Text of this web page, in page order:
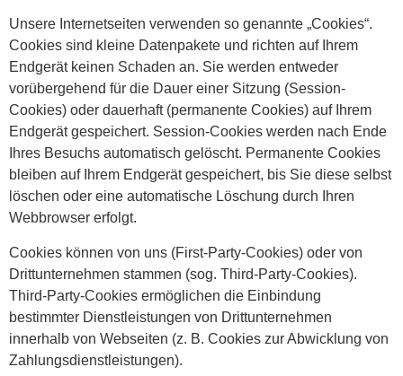
Unsere Internetseiten verwenden so genannte „Cookies“.
Cookies sind kleine Datenpakete und richten auf Ihrem
Endgerät keinen Schaden an. Sie werden entweder
vorübergehend für die Dauer einer Sitzung (Session-
Cookies) oder dauerhaft (permanente Cookies) auf Ihrem
Endgerät gespeichert. Session-Cookies werden nach Ende
Ihres Besuchs automatisch gelöscht. Permanente Cookies
bleiben auf Ihrem Endgerät gespeichert, bis Sie diese selbst
löschen oder eine automatische Löschung durch Ihren
Webbrowser erfolgt.
Cookies können von uns (First-Party-Cookies) oder von
Drittunternehmen stammen (sog. Third-Party-Cookies).
Third-Party-Cookies ermöglichen die Einbindung
bestimmter Dienstleistungen von Drittunternehmen
innerhalb von Webseiten (z. B. Cookies zur Abwicklung von
Zahlungsdienstleistungen).